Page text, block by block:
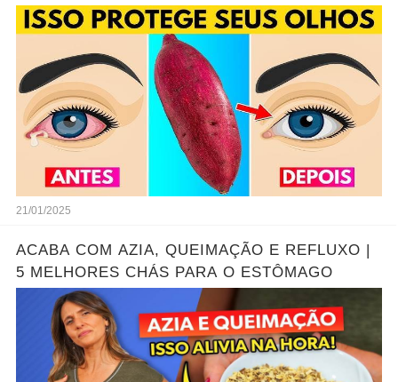
21/01/2025
ACABA COM AZIA, QUEIMAÇÃO E REFLUXO |
5 MELHORES CHÁS PARA O ESTÔMAGO